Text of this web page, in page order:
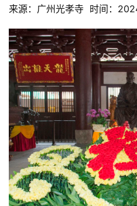
来源：广州光孝寺  时间：